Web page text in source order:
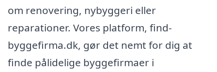
om renovering, nybyggeri eller
reparationer. Vores platform, find-
byggefirma.dk, gør det nemt for dig at
finde pålidelige byggefirmaer i